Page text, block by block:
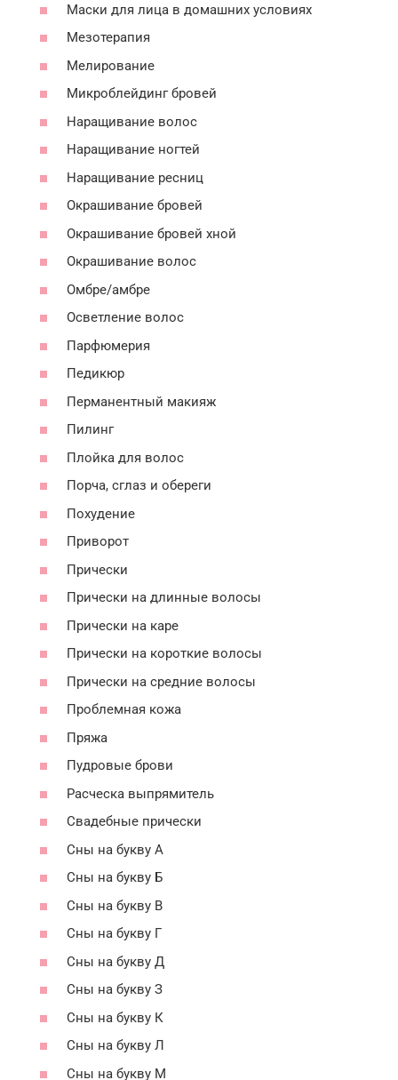
Маски для лица в домашних условиях
Мезотерапия
Мелирование
Микроблейдинг бровей
Наращивание волос
Наращивание ногтей
Наращивание ресниц
Окрашивание бровей
Окрашивание бровей хной
Окрашивание волос
Омбре/амбре
Осветление волос
Парфюмерия
Педикюр
Перманентный макияж
Пилинг
Плойка для волос
Порча, сглаз и обереги
Похудение
Приворот
Прически
Прически на длинные волосы
Прически на каре
Прически на короткие волосы
Прически на средние волосы
Проблемная кожа
Пряжа
Пудровые брови
Расческа выпрямитель
Свадебные прически
Сны на букву А
Сны на букву Б
Сны на букву В
Сны на букву Г
Сны на букву Д
Сны на букву З
Сны на букву К
Сны на букву Л
Сны на букву М